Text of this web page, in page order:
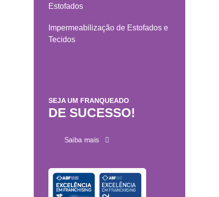
Estofados
Impermeabilização de Estofados e
Tecidos
SEJA UM FRANQUEADO
DE SUCESSO!
Saiba mais